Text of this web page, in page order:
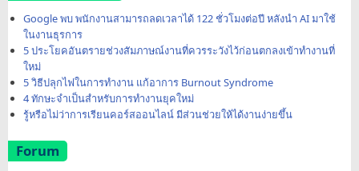
Google พบ พนักงานสามารถลดเวลาได้ 122 ชั่วโมงต่อปี หลังนำ AI มาใช้
ในงานธุรการ
5 ประโยคอันตรายช่วงสัมภาษณ์งานที่ควรระวังไว้ก่อนตกลงเข้าทำงานที่
ใหม่
5 วิธีปลุกไฟในการทำงาน แก้อาการ Burnout Syndrome
4 ทักษะจำเป็นสำหรับการทำงานยุคใหม่
รู้หรือไม่ว่าการเรียนคอร์สออนไลน์ มีส่วนช่วยให้ได้งานง่ายขึ้น
Forum